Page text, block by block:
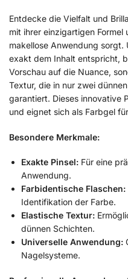
Entdecke die Vielfalt und
mit ihrer einzigartigen Formel
makellose Anwendung sorgt.
exakt dem Inhalt entspricht,
Vorschau auf die Nuance,
Textur, die in nur zwei
garantiert. Dieses innovative
und eignet sich als Farbgel
Besondere Merkmale:
Exakte Pinsel: Für eine
Anwendung.
Farbidentische Flaschen:
Identifikation der Farbe.
Elastische Textur:
dünnen Schichten.
Universelle Anwendung:
Nagelsysteme.